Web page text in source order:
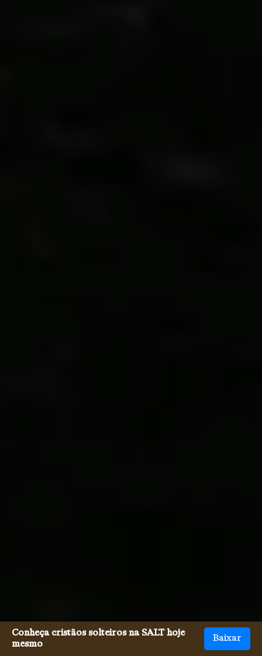
Conheça cristãos solteiros na SALT hoje
mesmo
Baixar